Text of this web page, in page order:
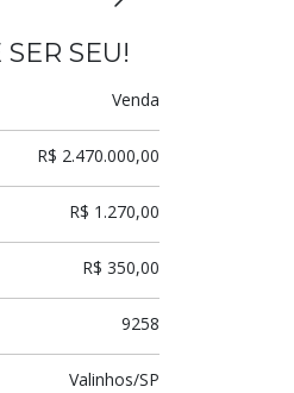
SEU!
Venda
R$ 2.470.000,00
R$ 1.270,00
R$ 350,00
9258
Valinhos/SP